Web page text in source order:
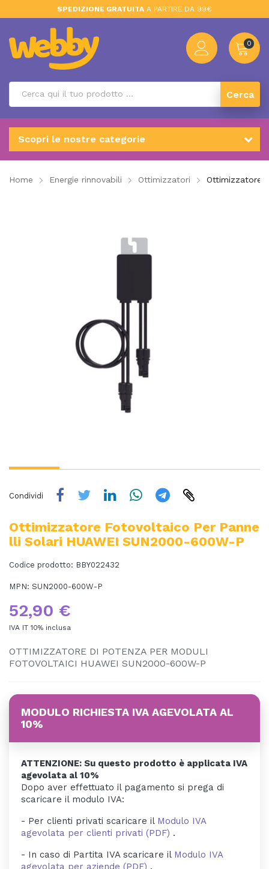
SPEDIZIONE GRATUITA A PARTIRE DA 99€
0
Cerca
Scopri le nostre categorie
Home Energie rinnovabili Ottimizzatori Ottimizzatore
Condividi
Ottimizzatore Fotovoltaico Per Panne
Lli Solari HUAWEI SUN2000-600W-P
Codice prodotto: BBY022432
MPN: SUN2000-600W-P
52,90 €
IVA IT 10% inclusa
OTTIMIZZATORE DI POTENZA PER MODULI
FOTOVOLTAICI HUAWEI SUN2000-600W-P
MODULO RICHIESTA IVA AGEVOLATA AL
10%
ATTENZIONE: Su questo prodotto è applicata IVA
agevolata al 10%
Dopo aver effettuato il pagamento si prega di
scaricare il modulo IVA:
- Per clienti privati scaricare il Modulo IVA
agevolata per clienti privati (PDF) .
- In caso di Partita IVA scaricare il Modulo IVA
agevolata per aziende (PDF) .